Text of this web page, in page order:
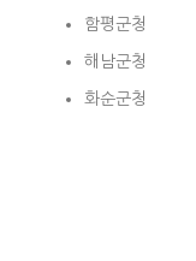
함평군청
해남군청
화순군청